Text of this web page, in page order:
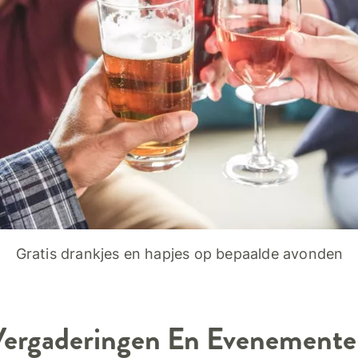
Gratis drankjes en hapjes op bepaalde avonden
En